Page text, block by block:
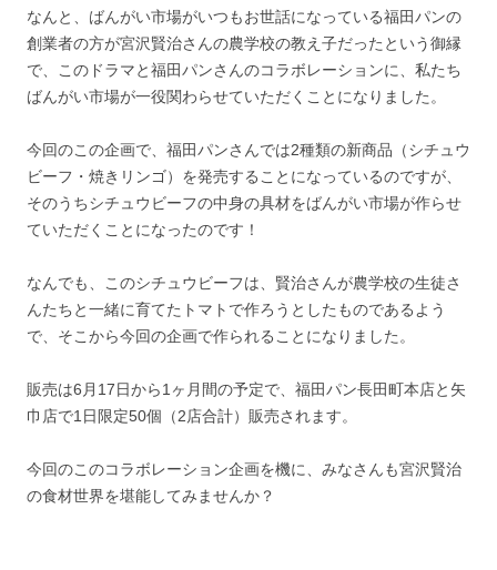
なんと、ばんがい市場がいつもお世話になっている福田パンの
創業者の方が宮沢賢治さんの農学校の教え子だったという御縁
で、このドラマと福田パンさんのコラボレーションに、私たち
ばんがい市場が一役関わらせていただくことになりました。
今回のこの企画で、福田パンさんでは2種類の新商品（シチュウ
ビーフ・焼きリンゴ）を発売することになっているのですが、
そのうちシチュウビーフの中身の具材をばんがい市場が作らせ
ていただくことになったのです！
なんでも、このシチュウビーフは、賢治さんが農学校の生徒さ
んたちと一緒に育てたトマトで作ろうとしたものであるよう
で、そこから今回の企画で作られることになりました。
販売は6月17日から1ヶ月間の予定で、福田パン長田町本店と矢
巾店で1日限定50個（2店合計）販売されます。
今回のこのコラボレーション企画を機に、みなさんも宮沢賢治
の食材世界を堪能してみませんか？